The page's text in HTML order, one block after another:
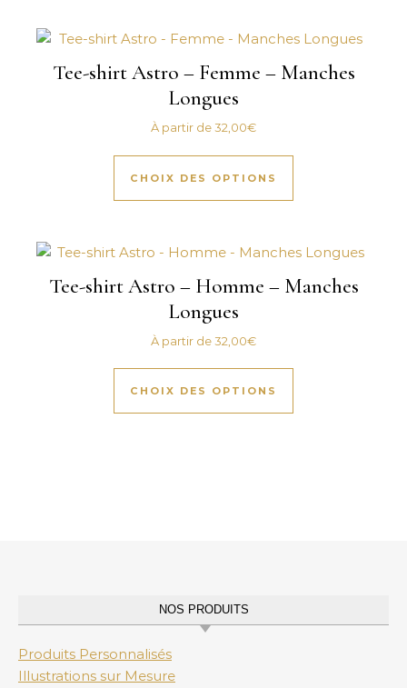
Tee-shirt Astro – Femme – Manches
Longues
À partir de32,00€
CHOIX DES OPTIONS
Ce produit a
Tee-shirt Astro – Homme – Manches
Longues
À partir de32,00€
CHOIX DES OPTIONS
Ce produit a
NOS PRODUITS
Produits Personnalisés
Illustrations sur Mesure